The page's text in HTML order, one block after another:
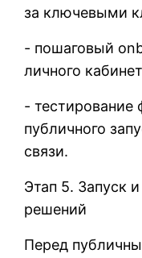
за ключевыми
- пошаговый
личного
- тестирование
публичного
связи.
Этап 5. Запуск
решений
Перед